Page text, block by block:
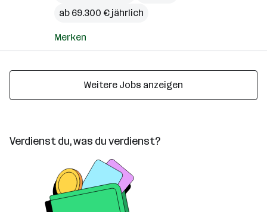
ab 69.300 € jährlich
Merken
Weitere Jobs anzeigen
Verdienst du, was du verdienst?